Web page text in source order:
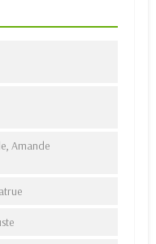
Amande